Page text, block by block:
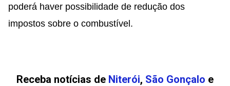
poderá haver possibilidade de redução dos
impostos sobre o combustível.
Receba notícias de Niterói, São Gonçalo e